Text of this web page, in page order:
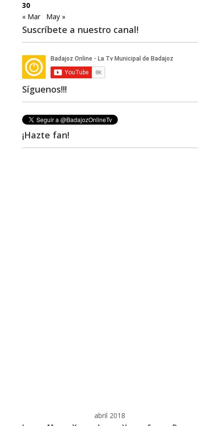
30
« Mar
May »
Suscríbete a nuestro canal!
Síguenos!!!
¡Hazte fan!
abril 2018